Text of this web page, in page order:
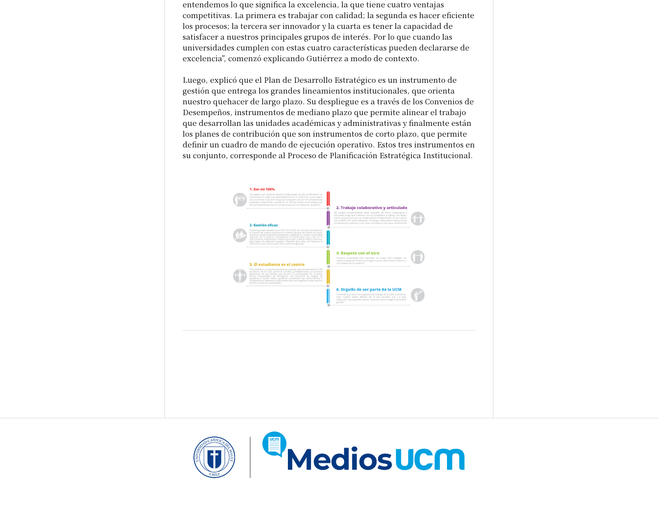
entendemos lo que significa la excelencia, la que tiene cuatro ventajas
competitivas. La primera es trabajar con calidad; la segunda es hacer eficiente
los procesos; la tercera ser innovador y la cuarta es tener la capacidad de
satisfacer a nuestros principales grupos de interés. Por lo que cuando las
universidades cumplen con estas cuatro características pueden declararse de
excelencia”, comenzó explicando Gutiérrez a modo de contexto.
Luego, explicó que el Plan de Desarrollo Estratégico es un instrumento de
gestión que entrega los grandes lineamientos institucionales, que orienta
nuestro quehacer de largo plazo. Su despliegue es a través de los Convenios de
Desempeños, instrumentos de mediano plazo que permite alinear el trabajo
que desarrollan las unidades académicas y administrativas y finalmente están
los planes de contribución que son instrumentos de corto plazo, que permite
definir un cuadro de mando de ejecución operativo. Estos tres instrumentos en
su conjunto, corresponde al Proceso de Planificación Estratégica Institucional.